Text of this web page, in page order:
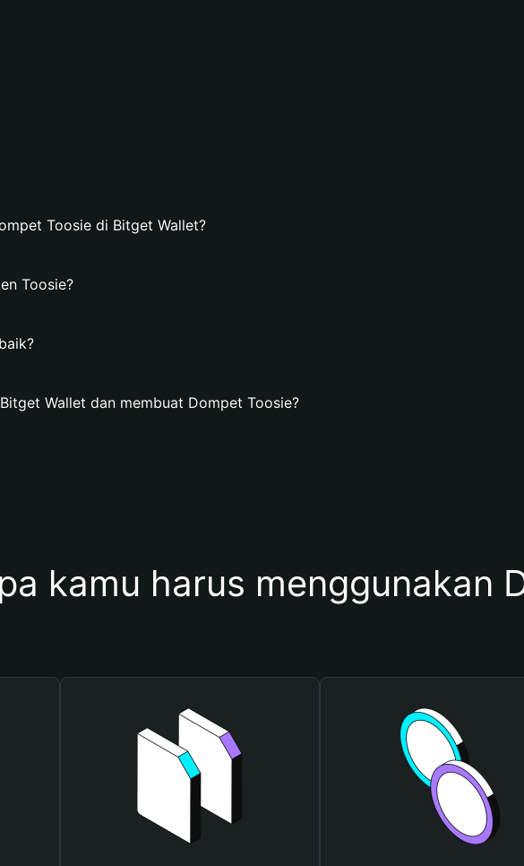
Toosie di Bitget Wallet?
Toosie?
Wallet dan membuat Dompet Toosie?
kamu harus menggunakan